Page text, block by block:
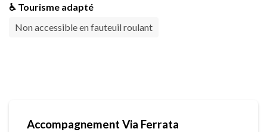
♿ Tourisme adapté
Non accessible en fauteuil roulant
Accompagnement Via Ferrata